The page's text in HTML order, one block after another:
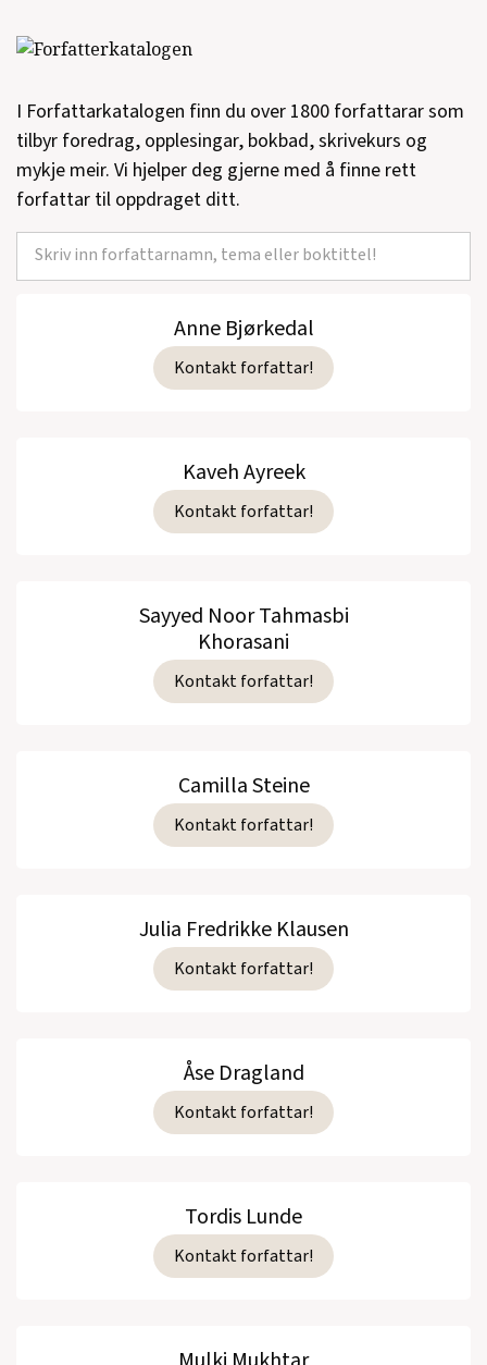
I Forfattarkatalogen finn du over 1800 forfattarar som
tilbyr foredrag, opplesingar, bokbad, skrivekurs og
mykje meir. Vi hjelper deg gjerne med å finne rett
forfattar til oppdraget ditt.
Anne Bjørkedal
Kontakt forfattar!
Kaveh Ayreek
Kontakt forfattar!
Sayyed Noor Tahmasbi
Khorasani
Kontakt forfattar!
Camilla Steine
Kontakt forfattar!
Julia Fredrikke Klausen
Kontakt forfattar!
Åse Dragland
Kontakt forfattar!
Tordis Lunde
Kontakt forfattar!